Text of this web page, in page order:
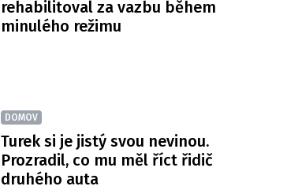
rehabilitoval za vazbu během
minulého režimu
DOMOV
Turek si je jistý svou nevinou.
Prozradil, co mu měl říct řidič
druhého auta